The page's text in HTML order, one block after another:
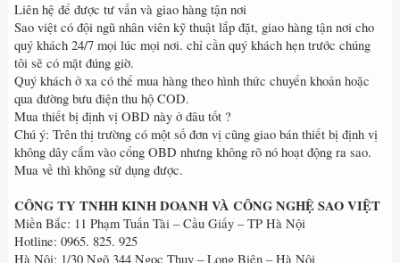
Liên hệ để được tư vấn và giao hàng tận nơi
Sao việt có đội ngũ nhân viên kỹ thuật lắp đặt, giao hàng tận nơi cho
quý khách 24/7 mọi lúc mọi nơi. chỉ cần quý khách hẹn trước chúng
tôi sẽ có mặt đúng giờ.
Quý khách ở xa có thể mua hàng theo hình thức chuyển khoản hoặc
qua đường bưu điện thu hộ COD.
Mua thiết bị định vị OBD này ở đâu tốt ?
Chú ý: Trên thị trường có một số đơn vị cũng giao bán thiết bị định vị
không dây cắm vào cổng OBD nhưng không rõ nó hoạt động ra sao.
Mua về thì không sử dụng được.
CÔNG TY TNHH KINH DOANH VÀ CÔNG NGHỆ SAO VIỆT
Miền Bắc: 11 Phạm Tuấn Tài – Cầu Giấy – TP Hà Nội
Hotline: 0965. 825. 925
Hà Nội: 1/30 Ngõ 344 Ngọc Thụy – Long Biên – Hà Nội